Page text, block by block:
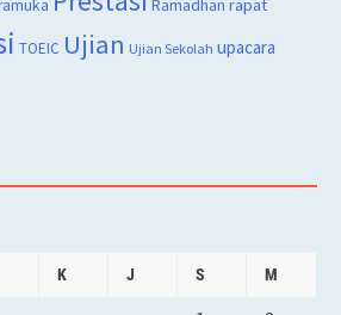
Ramadhan
TOEIC Ujian Ujian Sekolah upacara
K J S M